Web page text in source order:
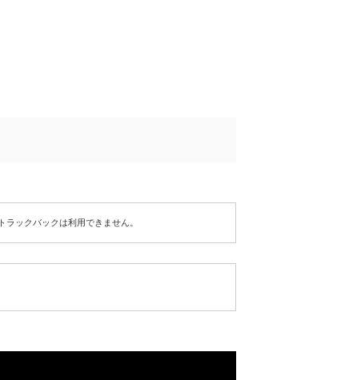
トラックバックは利用できません。